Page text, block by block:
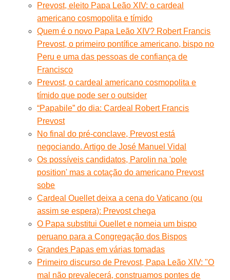
Prevost, eleito Papa Leão XIV: o cardeal
americano cosmopolita e tímido
Quem é o novo Papa Leão XIV? Robert Francis
Prevost, o primeiro pontífice americano, bispo no
Peru e uma das pessoas de confiança de
Francisco
Prevost, o cardeal americano cosmopolita e
tímido que pode ser o outsider
“Papabile” do dia: Cardeal Robert Francis
Prevost
No final do pré-conclave, Prevost está
negociando. Artigo de José Manuel Vidal
Os possíveis candidatos, Parolin na 'pole
position' mas a cotação do americano Prevost
sobe
Cardeal Ouellet deixa a cena do Vaticano (ou
assim se espera): Prevost chega
O Papa substitui Ouellet e nomeia um bispo
peruano para a Congregação dos Bispos
Grandes Papas em várias tomadas
Primeiro discurso de Prevost, Papa Leão XIV: "O
mal não prevalecerá, construamos pontes de